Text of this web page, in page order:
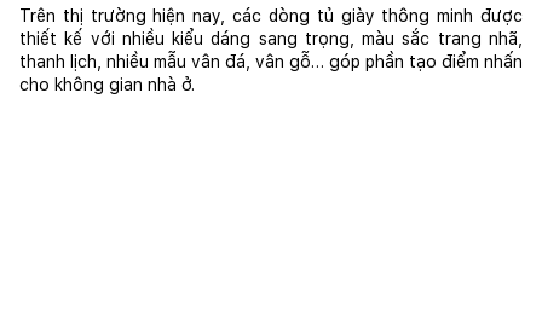
Trên thị trường hiện nay, các dòng tủ giày thông minh được
thiết kế với nhiều kiểu dáng sang trọng, màu sắc trang nhã,
thanh lịch, nhiều mẫu vân đá, vân gỗ… góp phần tạo điểm nhấn
cho không gian nhà ở.